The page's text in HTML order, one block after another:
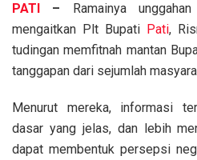
ce
b
o
o
k
tt
er
ail at
s
A
p
p
py
Li
n
k
PATI – Ramainya
mengaitkan Plt Bupati Pati,
tudingan memfitnah mantan
tanggapan dari sejumlah
Menurut mereka, informasi
dasar yang jelas, dan lebih
dapat membentuk persepsi